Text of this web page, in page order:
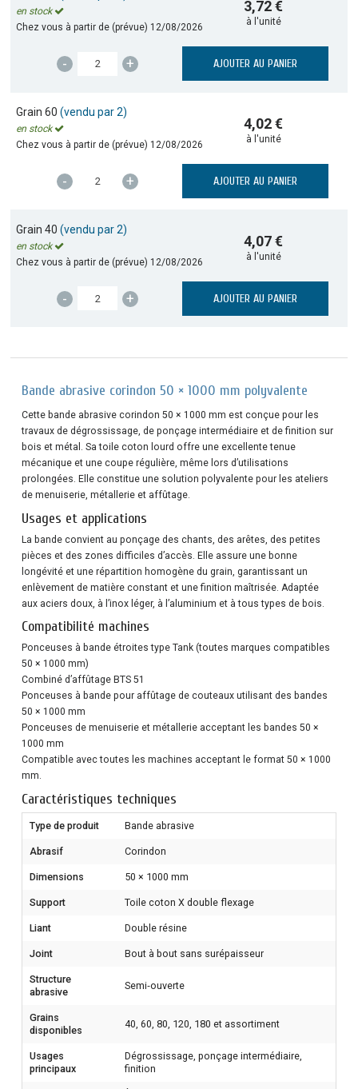
en stock
Chez vous à partir de (prévue) 12/08/2026
3,72 €
à l'unité
- + AJOUTER AU PANIER
Grain 60(vendu par 2)
en stock
Chez vous à partir de (prévue) 12/08/2026
4,02 €
à l'unité
- + AJOUTER AU PANIER
Grain 40(vendu par 2)
en stock
Chez vous à partir de (prévue) 12/08/2026
4,07 €
à l'unité
- + AJOUTER AU PANIER
Bande abrasive corindon 50 × 1000 mm polyvalente
Cette bande abrasive corindon 50 × 1000 mm est conçue pour les
travaux de dégrossissage, de ponçage intermédiaire et de finition sur
bois et métal. Sa toile coton lourd offre une excellente tenue
mécanique et une coupe régulière, même lors d’utilisations
prolongées. Elle constitue une solution polyvalente pour les ateliers
de menuiserie, métallerie et affûtage.
Usages et applications
La bande convient au ponçage des chants, des arêtes, des petites
pièces et des zones difficiles d’accès. Elle assure une bonne
longévité et une répartition homogène du grain, garantissant un
enlèvement de matière constant et une finition maîtrisée. Adaptée
aux aciers doux, à l’inox léger, à l’aluminium et à tous types de bois.
Compatibilité machines
Ponceuses à bande étroites type Tank (toutes marques compatibles
50 × 1000 mm)
Combiné d’affûtage BTS 51
Ponceuses à bande pour affûtage de couteaux utilisant des bandes
50 × 1000 mm
Ponceuses de menuiserie et métallerie acceptant les bandes 50 ×
1000 mm
Compatible avec toutes les machines acceptant le format 50 × 1000
mm.
Caractéristiques techniques
Type de produit Bande abrasive
Abrasif Corindon
Dimensions 50 × 1000 mm
Support Toile coton X double flexage
Liant Double résine
Joint Bout à bout sans surépaisseur
Structure
abrasive
Semi‑ouverte
Grains
disponibles
40, 60, 80, 120, 180 et assortiment
Usages
principaux
Dégrossissage, ponçage intermédiaire,
finition